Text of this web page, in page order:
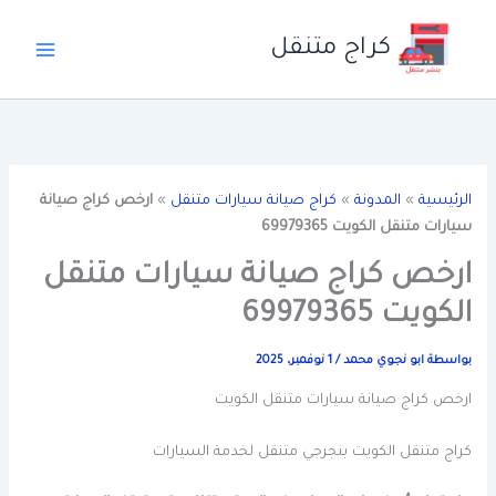
المحتوى
كراج متنقل
الرئيسية » المدونة » كراج صيانة سيارات متنقل »ارخص كراج صيانة
سيارات متنقل الكويت 69979365
ارخص كراج صيانة سيارات متنقل
الكويت 69979365
بواسطة ابو نجوي محمد/1 نوفمبر، 2025
ارخص كراج صيانة سيارات متنقل الكويت
كراج متنقل الكويت بنجرجي متنقل لخدمة السيارات